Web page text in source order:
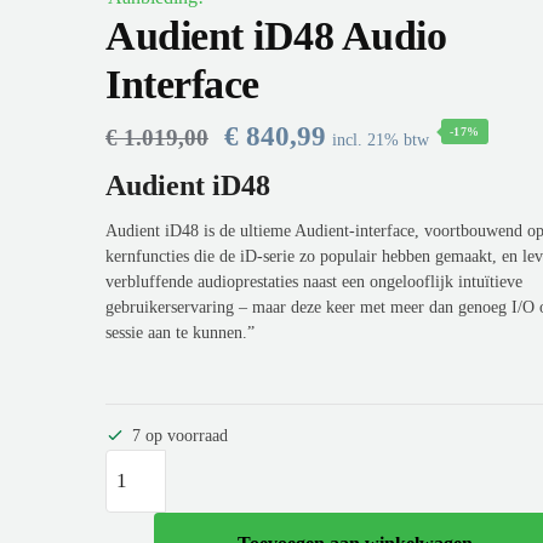
Audient iD48 Audio
Interface
€1.019,00 € 840,99 incl. 21% btw -17%
Audient iD48
Audient iD48 is de ultieme Audient-interface, voortbouwend
kernfuncties die de iD-serie zo populair hebben gemaakt, en
verbluffende audioprestaties naast een ongelooflijk intuïtieve
gebruikerservaring – maar deze keer met meer dan genoeg I/O
sessie aan te kunnen.”
7 op voorraad